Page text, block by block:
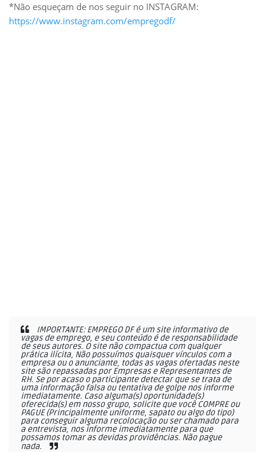
*Não esqueçam de nos seguir no INSTAGRAM:
https://www.instagram.com/empregodf/
IMPORTANTE: EMPREGO DF é um site informativo de
vagas de emprego, e seu conteúdo é de responsabilidade
de seus autores. O site não compactua com qualquer
prática ilícita, Não possuímos quaisquer vínculos com a
empresa ou o anunciante, todas as vagas ofertadas neste
site são repassadas por Empresas e Representantes de
RH. Se por acaso o participante detectar que se trata de
uma informação falsa ou tentativa de golpe nos informe
imediatamente. Caso alguma(s) oportunidade(s)
oferecida(s) em nosso grupo, solicite que você COMPRE ou
PAGUE (Principalmente uniforme, sapato ou algo do tipo)
para conseguir alguma recolocação ou ser chamado para
a entrevista, nos informe imediatamente para que
possamos tomar as devidas providências. Não pague
nada.